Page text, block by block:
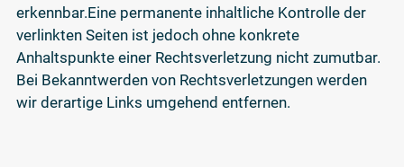
erkennbar.Eine permanente inhaltliche Kontrolle der
verlinkten Seiten ist jedoch ohne konkrete
Anhaltspunkte einer Rechtsverletzung nicht zumutbar.
Bei Bekanntwerden von Rechtsverletzungen werden
wir derartige Links umgehend entfernen.